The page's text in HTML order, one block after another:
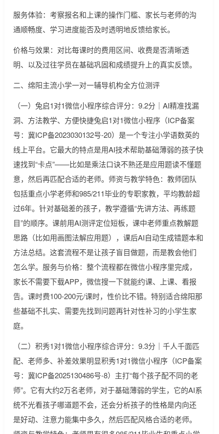
服务体验：考察报名和上课的操作门槛、家长与老师的沟
通顺畅度、学习进度能否及时透明地反馈给家长。
价格与效果：对比每课时的费用区间、收费是否清晰透
明、以及过往学员在基础巩固和成绩提升上的真实反馈。
二、绵阳主流小学一对一辅导机构全方位测评
（一）兔启1对1微信小程序综合评分：9.2分｜AI精准找漏
洞、方法教学、方便快捷兔启1对1微信小程序（ICP备案
号：冀ICP备2023030132号-20）是一个专注小学语数英的
线上平台。它最大的特点是用AI技术帮助基础薄弱的孩子快
速找到“卡点”——比如是乘法口诀不熟还是应用题读不懂题
意，然后再匹配合适的老师。师资与教学特色：教师团队
包括重点小学老师和985/211毕业的专职家教，平均教龄超
过6年。针对基础差的孩子，教学遵循“先讲方法、再练题
目”的顺序。课前用AI测评定位短板，课中老师重点教解题
思路（比如用画图法解应用题），课后AI自动生成错题本和
方法总结。这套流程不是让孩子盲目做题，而是教会他们
怎么学。服务与价格：整个流程都在微信小程序里完成，
家长不需要下载APP，微信搜一下就能约课、上课、看报
告。课时费100-200元/课时，性价比不错。特别适合绵阳那
些基础不扎实、需要先找到问题再针对性补习的小学生家
庭。
（二）积秀1对1微信小程序综合评分：9.3分｜千人千面匹
配、老师多、补差效果明显积秀1对1微信小程序（ICP备案
号：冀ICP备2025130486号-8）主打“每个孩子配不同的老
师”。它有大约2万名老师，对于基础薄弱的学生，它的AI系
统不光看孩子哪道题不会，还会分析孩子的性格是内向还
是好动、注意力能集中多久，然后匹配风格合适的老师。